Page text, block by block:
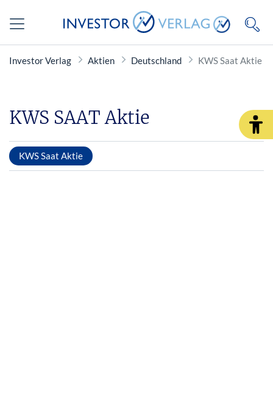
Investor Verlag Aktien Deutschland KWS Saat Aktie
KWS SAAT Aktie
KWS Saat Aktie